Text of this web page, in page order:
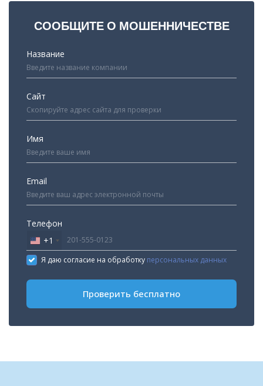
СООБЩИТЕ О МОШЕННИЧЕСТВЕ
Название
Сайт
Имя
Email
Телефон
United
States
+1
+1
Я даю согласие на обработку персональных данных
Проверить бесплатно